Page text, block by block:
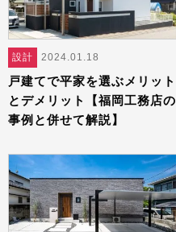
設計 2024.01.18
戸建てで平家を選ぶメリット
とデメリット【福岡工務店の
事例と併せて解説】